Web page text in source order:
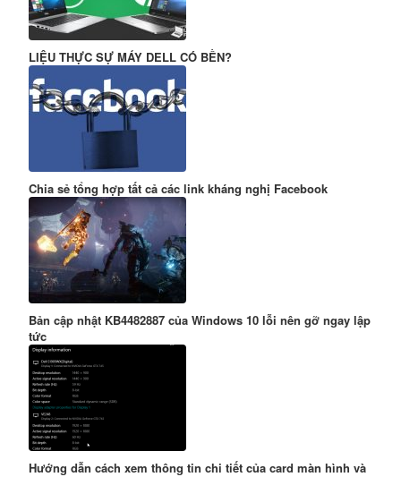
LIỆU THỰC SỰ MÁY DELL CÓ BỀN?
Chia sẻ tổng hợp tất cả các link kháng nghị Facebook
Bản cập nhật KB4482887 của Windows 10 lỗi nên gỡ ngay lập
tức
Hướng dẫn cách xem thông tin chi tiết của card màn hình và